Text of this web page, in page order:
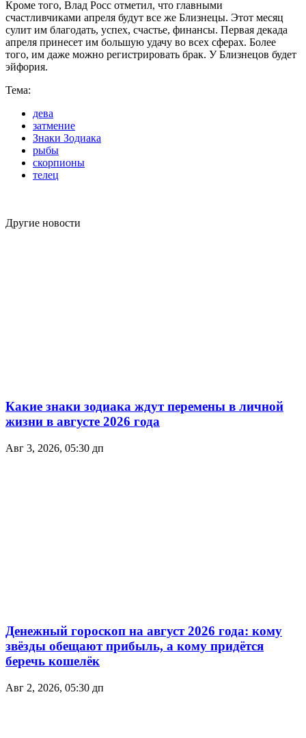
Кроме того, Влад Росс отметил, что главными
счастливчиками апреля будут все же Близнецы. Этот месяц
сулит им благодать, успех, счастье, финансы. Первая декада
апреля принесет им большую удачу во всех сферах. Более
того, им даже можно регистрировать брак. У Близнецов будет
эйфория.
Тема:
дева
затмение
Знаки Зодиака
рыбы
скорпионы
телец
Другие новости
Какие знаки зодиака ждут перемены в личной
жизни в августе 2026 года
Авг 3, 2026, 05:30 дп
Денежный гороскоп на август 2026 года: кому
звёзды обещают прибыль, а кому придётся
беречь кошелёк
Авг 2, 2026, 05:30 дп